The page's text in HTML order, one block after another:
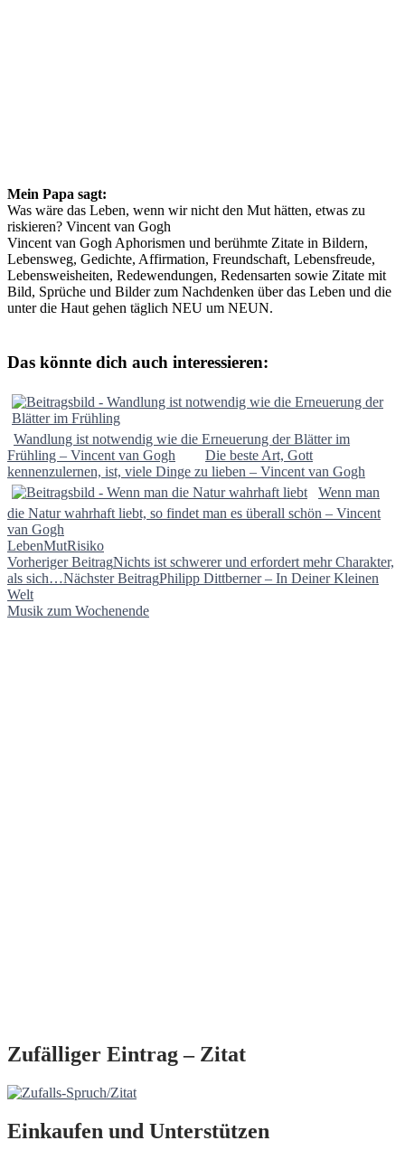
Mein Papa sagt:
Was wäre das Leben, wenn wir nicht den Mut hätten, etwas zu
riskieren? Vincent van Gogh
Vincent van Gogh Aphorismen und berühmte Zitate in Bildern,
Lebensweg, Gedichte, Affirmation, Freundschaft, Lebensfreude,
Lebensweisheiten, Redewendungen, Redensarten sowie Zitate mit
Bild, Sprüche und Bilder zum Nachdenken über das Leben und die
unter die Haut gehen täglich NEU um NEUN.
Das könnte dich auch interessieren:
Wandlung ist notwendig wie die Erneuerung der Blätter im
Frühling – Vincent van Gogh
Die beste Art, Gott
kennenzulernen, ist, viele Dinge zu lieben – Vincent van Gogh
Wenn man
die Natur wahrhaft liebt, so findet man es überall schön – Vincent
van Gogh
LebenMutRisiko
Beitragsnavigation
Vorheriger BeitragNichts ist schwerer und erfordert mehr Charakter,
als sich…Nächster BeitragPhilipp Dittberner – In Deiner Kleinen
Welt
Musik zum Wochenende
Zufälliger Eintrag – Zitat
Einkaufen und Unterstützen